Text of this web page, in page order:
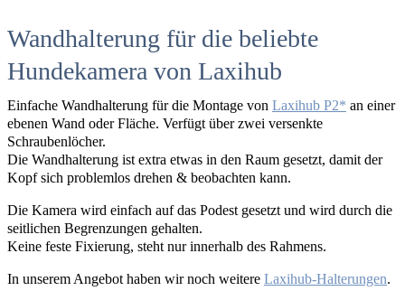
Wandhalterung für die beliebte
Hundekamera von Laxihub
Einfache Wandhalterung für die Montage von Laxihub P2
an einer
ebenen Wand oder Fläche. Verfügt über zwei versenkte
Schraubenlöcher.
Die Wandhalterung ist extra etwas in den Raum gesetzt, damit der
Kopf sich problemlos drehen & beobachten kann.
Die Kamera wird einfach auf das Podest gesetzt und wird durch die
seitlichen Begrenzungen gehalten.
Keine feste Fixierung, steht nur innerhalb des Rahmens.
In unserem Angebot haben wir noch weitere Laxihub-Halterungen.